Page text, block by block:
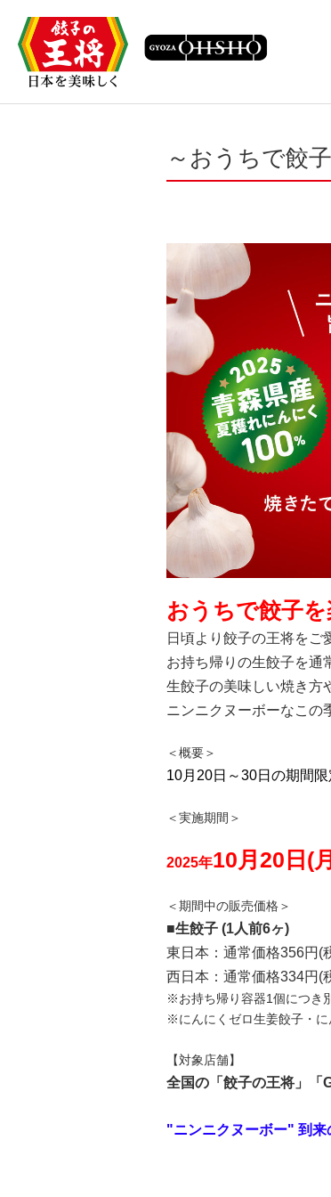
～おうちで餃
おうちで餃子
日頃より餃子の王将をご
お持ち帰りの生餃子を通
生餃子の美味しい焼き方
ニンニクヌーボーなこの
＜概要＞
10月20日～30日の期間
＜実施期間＞
2025年10月20日(
＜期間中の販売価格＞
■生餃子 (1人前6ヶ)
東日本：通常価格356円(
西日本：通常価格334円(
※お持ち帰り容器1個につき
※にんにくゼロ生姜餃子・に
【対象店舗】
全国の「餃子の王将」「
"ニンニクヌーボー" 到来